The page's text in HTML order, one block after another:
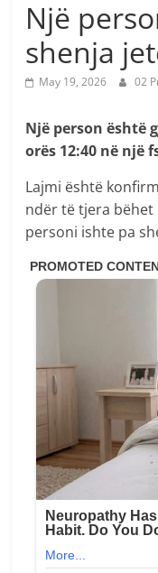
Një
shenja
May 19, 2026 02
Një person është
orës 12:40 në një
Lajmi është
ndër të tjera
personi ishte pa